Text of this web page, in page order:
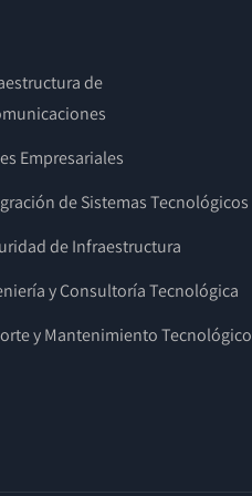
de
Empresariales
de Sistemas Tecnológicos
de Infraestructura
y Consultoría Tecnológica
y Mantenimiento Tecnológico